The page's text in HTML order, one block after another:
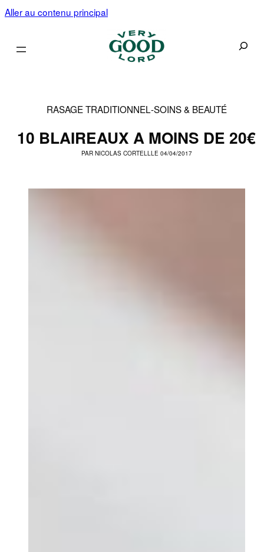
Aller au contenu principal
RASAGE TRADITIONNEL-SOINS & BEAUTÉ
10 BLAIREAUX A MOINS DE 20€
PAR NICOLAS CORTELL LE 04/04/2017